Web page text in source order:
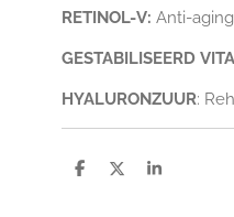
RETINOL-V: Anti-
GESTABILISEERD
HYALURONZUUR:
D
D
S